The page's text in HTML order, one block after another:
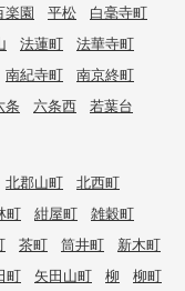
楽園 平松
白毫寺町
法蓮町
法華寺町
南紀寺町
南京終町
条 六条西 若葉台
北郡山町
北西町
町 紺屋町
雑穀町
茶町 筒井町
新木町
町 矢田山町 柳
柳町